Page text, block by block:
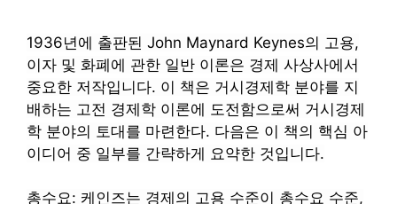
1936년에 출판된 John Maynard Keynes의 고용,
이자 및 화폐에 관한 일반 이론은 경제 사상사에서
중요한 저작입니다. 이 책은 거시경제학 분야를 지
배하는 고전 경제학 이론에 도전함으로써 거시경제
학 분야의 토대를 마련한다. 다음은 이 책의 핵심 아
이디어 중 일부를 간략하게 요약한 것입니다.
총수요: 케인즈는 경제의 고용 수준이 총수요 수준,